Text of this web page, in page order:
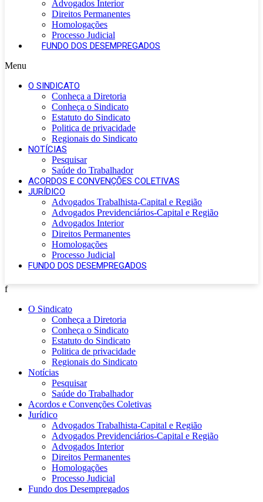
Advogados Interior
Direitos Permanentes
Homologações
Processo Judicial
FUNDO DOS DESEMPREGADOS
Menu
O SINDICATO
Conheça a Diretoria
Conheça o Sindicato
Estatuto do Sindicato
Politica de privacidade
Regionais do Sindicato
NOTÍCIAS
Pesquisar
Saúde do Trabalhador
ACORDOS E CONVENÇÕES COLETIVAS
JURÍDICO
Advogados Trabalhista-Capital e Região
Advogados Previdenciários-Capital e Região
Advogados Interior
Direitos Permanentes
Homologações
Processo Judicial
FUNDO DOS DESEMPREGADOS
f
O Sindicato
Conheça a Diretoria
Conheça o Sindicato
Estatuto do Sindicato
Politica de privacidade
Regionais do Sindicato
Notícias
Pesquisar
Saúde do Trabalhador
Acordos e Convenções Coletivas
Jurídico
Advogados Trabalhista-Capital e Região
Advogados Previdenciários-Capital e Região
Advogados Interior
Direitos Permanentes
Homologações
Processo Judicial
Fundo dos Desempregados